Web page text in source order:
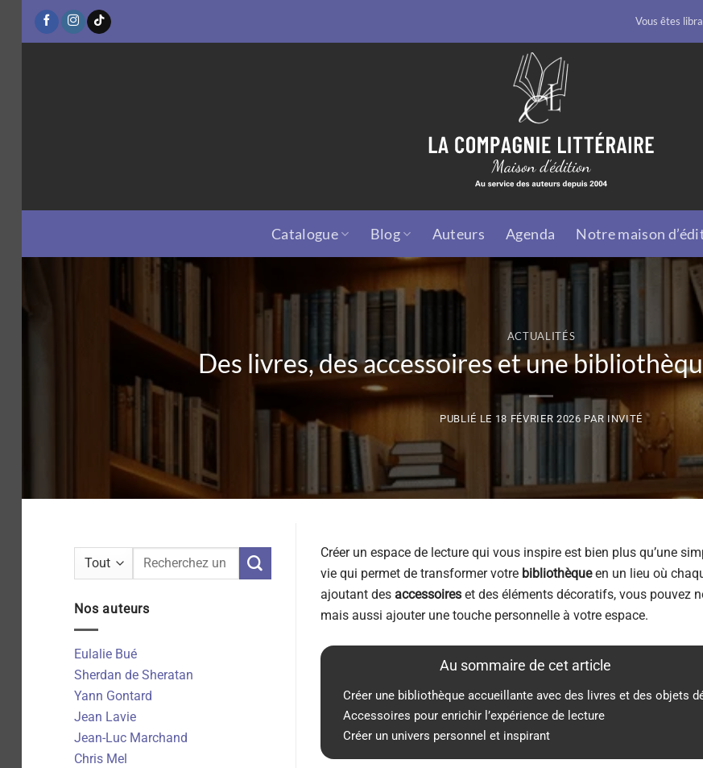
Passer
Vous êtes
Catalogue Blog Auteurs Agenda Notre maison
ACTUALITÉS
Des livres, des accessoires et une
PUBLIÉ LE 18 FÉVRIER 2026 PAR INVITÉ
Recherche
Nos auteurs
Eulalie Bué
Sherdan de Sheratan
Yann Gontard
Jean Lavie
Jean-Luc Marchand
Chris Mel
Créer un espace de lecture qui vous inspire est bien plus qu’une
vie qui permet de transformer votre bibliothèqueen un lieu où
ajoutant des accessoires et des éléments décoratifs, vous pouvez
mais aussi ajouter une touche personnelle à votre espace.
Au sommaire de cet article
Créer une bibliothèque accueillante avec des livres et des objets
Accessoires pour enrichir l’expérience de lecture
Créer un univers personnel et inspirant